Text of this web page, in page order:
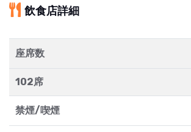
飲食店詳細
座席数
102席
禁煙/喫煙